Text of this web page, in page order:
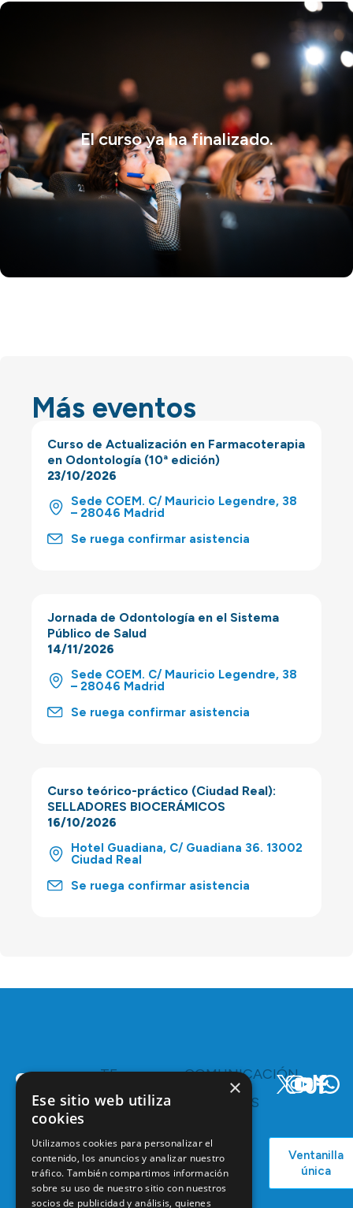
El curso ya ha finalizado.
Más eventos
Curso de Actualización en Farmacoterapia
en Odontología (10ª edición)
23/10/2026
Sede COEM. C/ Mauricio Legendre, 38
– 28046 Madrid
Se ruega confirmar asistencia
Jornada de Odontología en el Sistema
Público de Salud
14/11/2026
Sede COEM. C/ Mauricio Legendre, 38
– 28046 Madrid
Se ruega confirmar asistencia
Curso teórico-práctico (Ciudad Real):
SELLADORES BIOCERÁMICOS
16/10/2026
Hotel Guadiana, C/ Guadiana 36. 13002
Ciudad Real
Se ruega confirmar asistencia
C/ Mauricio
Legendre,
28046
TE
Servicios y
Bolsa de
Empleo
Formación
Continuada
COMUNICACIÓN
RECURSOS
Podcast
Actualidad
Ventanilla
única
×
Ese sitio web utiliza
cookies
Utilizamos cookies para personalizar el
contenido, los anuncios y analizar nuestro
tráfico. También compartimos información
sobre su uso de nuestro sitio con nuestros
socios de publicidad y análisis, quienes